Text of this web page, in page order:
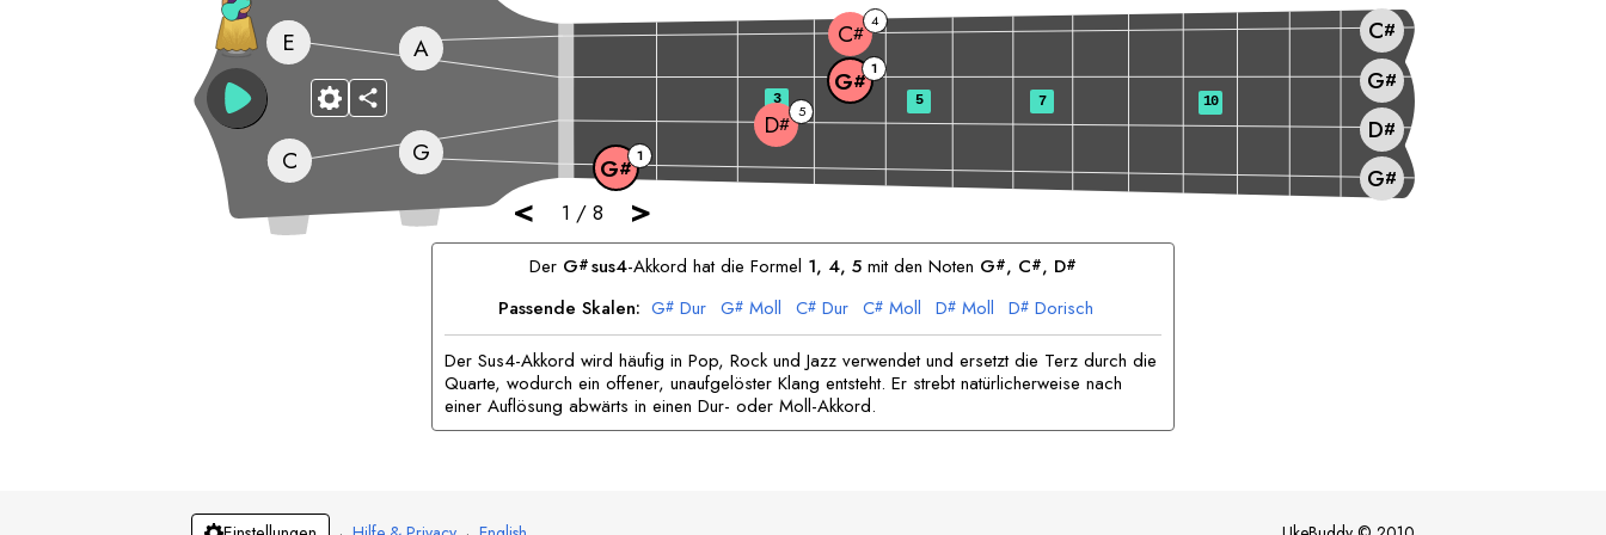
< 1 / 8 >
G
G# 1
G#
C
D# 5
D#
E
G# 1 G#
A C# 4 C#
3 5 7 10
Der G#sus4-Akkord hat die Formel 1, 4, 5mit den Noten G#, C#, D#
Passende Skalen: G# Dur G# Moll C# Dur C# Moll D# Moll D# Dorisch
Der Sus4-Akkord wird häufig in Pop, Rock und Jazz verwendet und ersetzt die Terz durch die
Quarte, wodurch ein offener, unaufgelöster Klang entsteht. Er strebt natürlicherweise nach
einer Auflösung abwärts in einen Dur- oder Moll-Akkord.